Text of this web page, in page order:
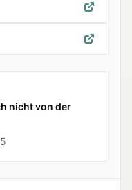
nicht von der